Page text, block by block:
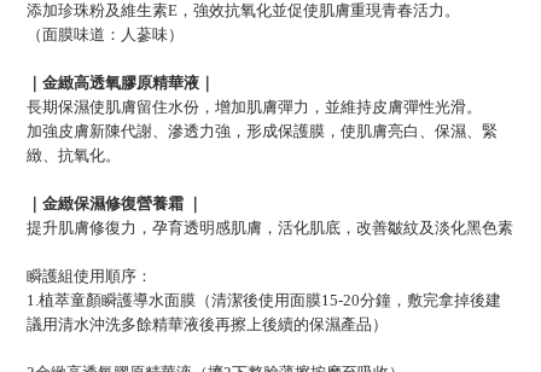
添加珍珠粉及維生素E，強效抗氧化並促使肌膚重現青春活力。
（面膜味道：人蔘味）
｜金緻高透氧膠原精華液｜
長期保濕使肌膚留住水份，增加肌膚彈力，並維持皮膚彈性光滑。
加強皮膚新陳代謝、滲透力強，形成保護膜，使肌膚亮白、保濕、緊
緻、抗氧化。
｜金緻保濕修復營養霜 ｜
提升肌膚修復力，孕育透明感肌膚，活化肌底，改善皺紋及淡化黑色素
瞬護組使用順序：
1.植萃童顏瞬護導水面膜（清潔後使用面膜15-20分鐘，敷完拿掉後建
議用清水沖洗多餘精華液後再擦上後續的保濕產品）